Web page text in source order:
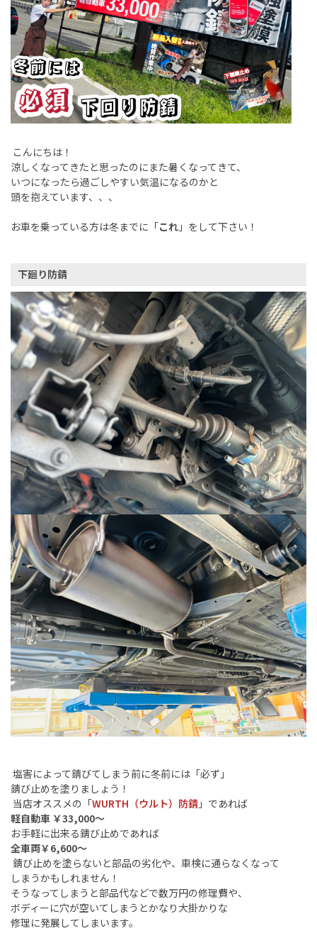
こんにちは！
涼しくなってきたと思ったのにまた暑くなってきて、
いつになったら過ごしやすい気温になるのかと
頭を抱えています、、、
お車を乗っている方は冬までに「これ 」をして下さい！
下廻り防錆
塩害によって錆びてしまう前に冬前には「必ず」
錆び止めを塗りましょう！
当店オススメの「WURTH（ウルト）防錆 」であれば
軽自動車 ￥33,000～
お手軽に出来る錆び止めであれば
全車両￥6,600～
錆び止めを塗らないと部品の劣化や、車検に通らなくなって
しまうかもしれません！
そうなってしまうと部品代などで数万円の修理費や、
ボディーに穴が空いてしまうとかなり大掛かりな
修理に発展してしまいます。